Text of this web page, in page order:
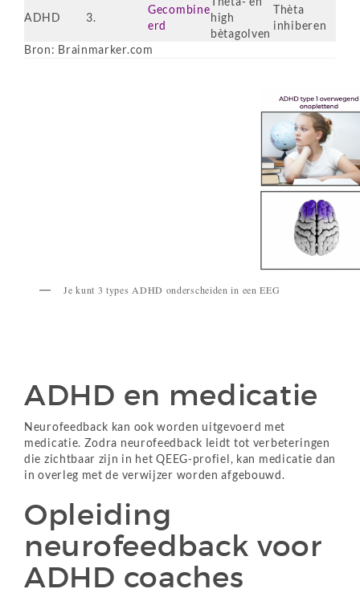
ADHD 3.
Gecombine
erd
high
bètagolven
Thèta
inhiberen
Bron: Brainmarker.com
Je kunt 3 types ADHD onderscheiden in een EEG
ADHD en medicatie
Neurofeedback kan ook worden uitgevoerd met
medicatie. Zodra neurofeedback leidt tot verbeteringen
die zichtbaar zijn in het QEEG-profiel, kan medicatie dan
in overleg met de verwijzer worden afgebouwd.
Opleiding
neurofeedback voor
ADHD coaches